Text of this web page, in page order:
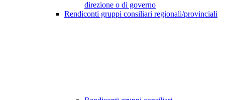
direzione o di governo
Rendiconti gruppi consiliari regionali/provinciali